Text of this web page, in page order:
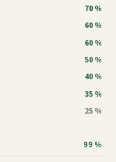
70 %
60 %
60 %
50 %
40 %
35 %
25 %
99 %